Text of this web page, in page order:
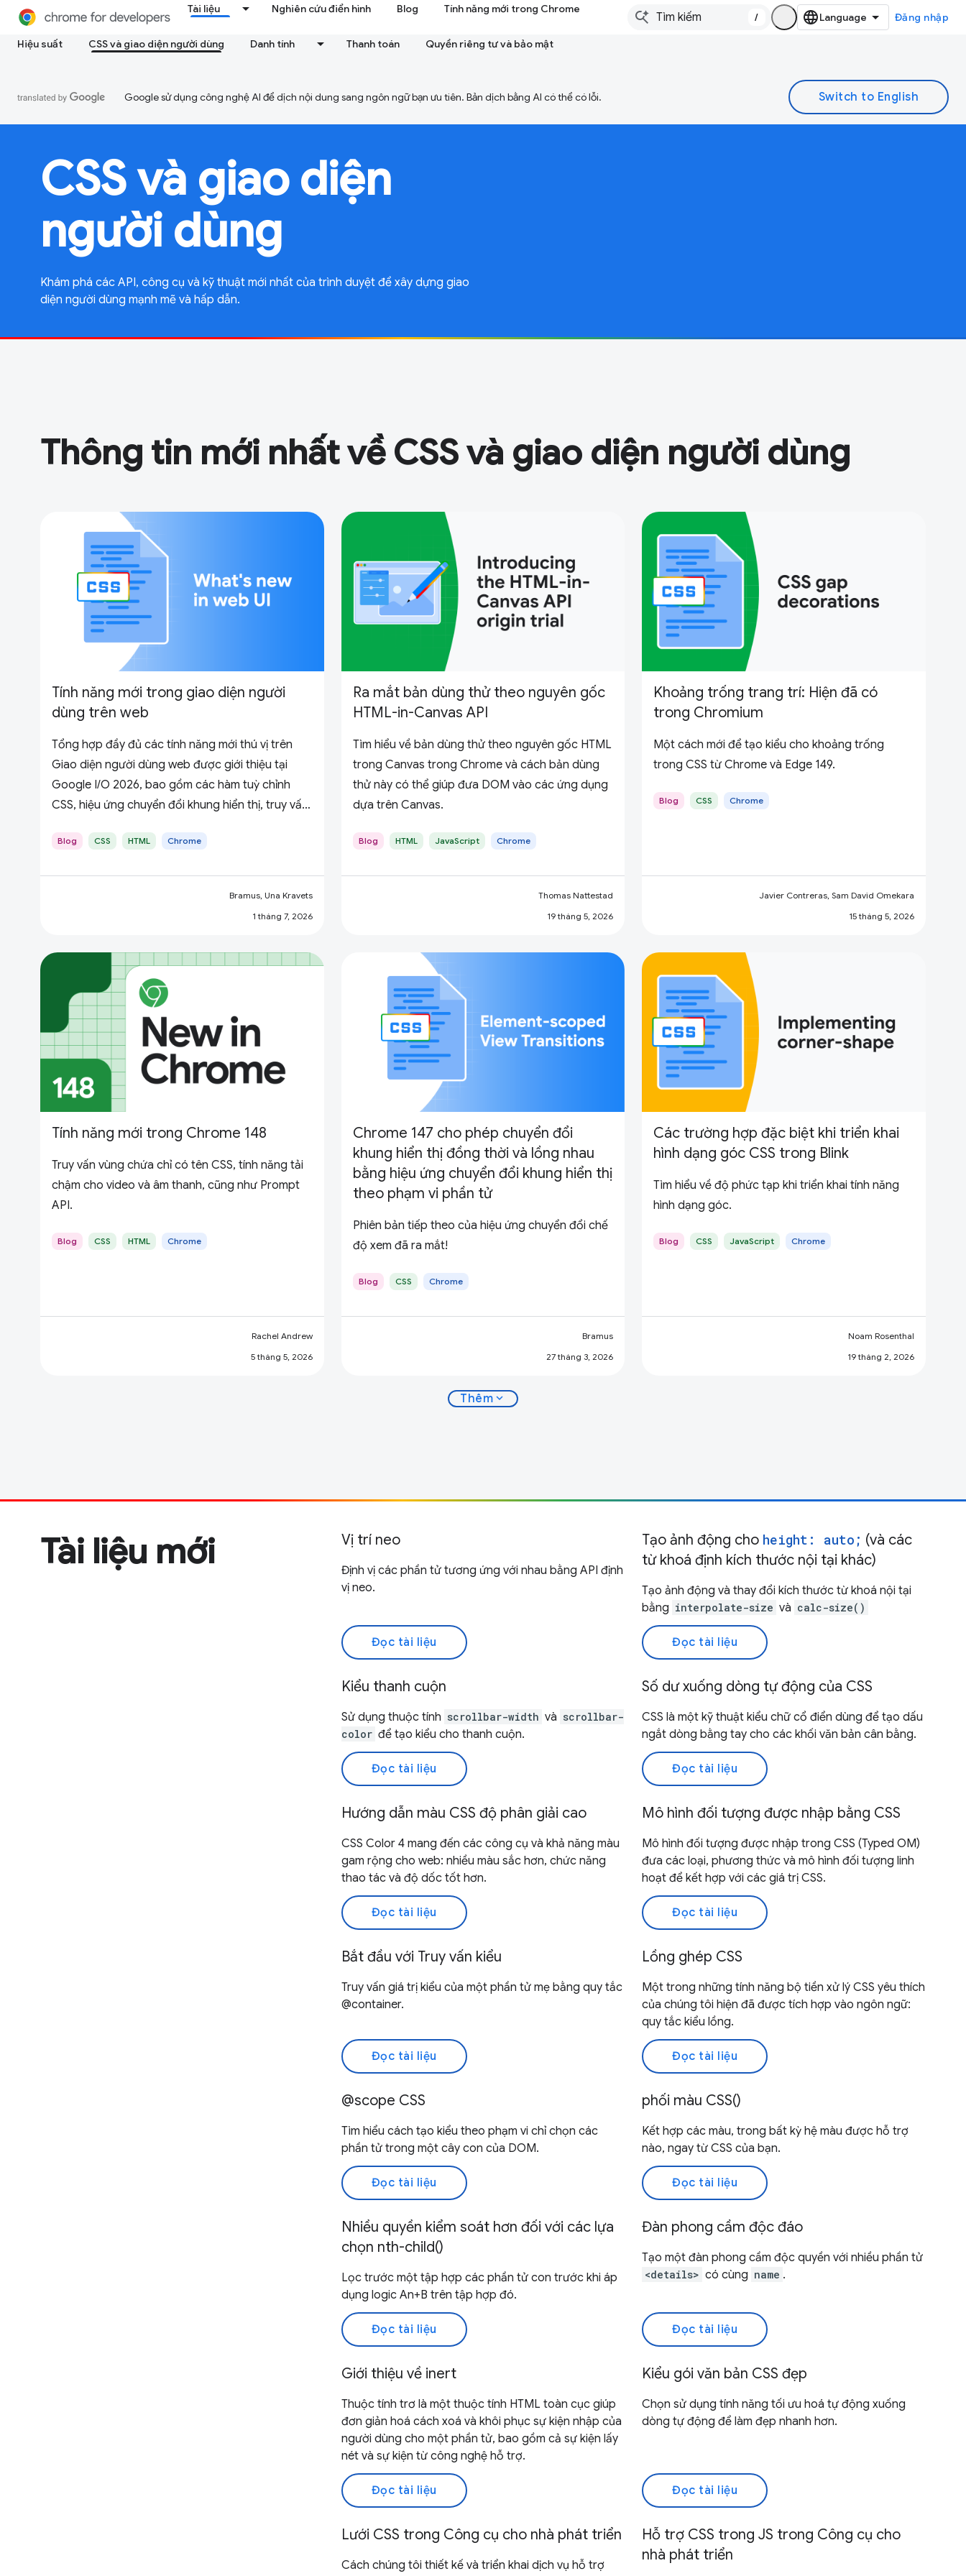
Tài liệu Nghiên cứu điển hình Blog Tính năng mới trong Chrome
/ Đăng nhập
Hiệu suất CSS và giao diện người dùng Danh tính Thanh toán Quyền riêng tư và bảo mật
Google sử dụng công nghệ AI để dịch nội dung sang ngôn ngữ bạn ưu tiên. Bản dịch bằng AI có thể có lỗi.
CSS và giao diện
người dùng
Khám phá các API, công cụ và kỹ thuật mới nhất của trình duyệt để xây dựng giao
diện người dùng mạnh mẽ và hấp dẫn.
Thông tin mới nhất về CSS và giao diện người dùng
Tính năng mới trong giao diện người
dùng trên web
Tổng hợp đầy đủ các tính năng mới thú vị trên
Giao diện người dùng web được giới thiệu tại
Google I/O 2026, bao gồm các hàm tuỳ chỉnh
CSS, hiệu ứng chuyển đổi khung hiển thị, truy vấn
năng khác.
Blog CSS HTML Chrome
Bramus, Una Kravets
1 tháng 7, 2026
Ra mắt bản dùng thử theo nguyên gốc
HTML-in-Canvas API
Tìm hiểu về bản dùng thử theo nguyên gốc HTML
trong Canvas trong Chrome và cách bản dùng
thử này có thể giúp đưa DOM vào các ứng dụng
dựa trên Canvas.
Blog HTML JavaScript Chrome
Thomas Nattestad
19 tháng 5, 2026
Khoảng trống trang trí: Hiện đã có
trong Chromium
Một cách mới để tạo kiểu cho khoảng trống
trong CSS từ Chrome và Edge 149.
Blog CSS Chrome
Javier Contreras, Sam David Omekara
15 tháng 5, 2026
Tính năng mới trong Chrome 148
Truy vấn vùng chứa chỉ có tên CSS, tính năng tải
chậm cho video và âm thanh, cũng như Prompt
API.
Blog CSS HTML Chrome
Rachel Andrew
5 tháng 5, 2026
Chrome 147 cho phép chuyển đổi
khung hiển thị đồng thời và lồng nhau
bằng hiệu ứng chuyển đổi khung hiển thị
theo phạm vi phần tử
Phiên bản tiếp theo của hiệu ứng chuyển đổi chế
độ xem đã ra mắt!
Blog CSS Chrome
Bramus
27 tháng 3, 2026
Các trường hợp đặc biệt khi triển khai
hình dạng góc CSS trong Blink
Tìm hiểu về độ phức tạp khi triển khai tính năng
hình dạng góc.
Blog CSS JavaScript Chrome
Noam Rosenthal
19 tháng 2, 2026
Thêm expand_more
Tài liệu mới Vị trí neo
Định vị các phần tử tương ứng với nhau bằng API định
vị neo.
Đọc tài liệu
Tạo ảnh động cho height: auto; (và các
từ khoá định kích thước nội tại khác)
Tạo ảnh động và thay đổi kích thước từ khoá nội tại
bằng interpolate-size và calc-size()
Đọc tài liệu
Kiểu thanh cuộn
Sử dụng thuộc tính scrollbar-width và scrollbar-
color để tạo kiểu cho thanh cuộn.
Đọc tài liệu
Số dư xuống dòng tự động của CSS
CSS là một kỹ thuật kiểu chữ cổ điển dùng để tạo dấu
ngắt dòng bằng tay cho các khối văn bản cân bằng.
Đọc tài liệu
Hướng dẫn màu CSS độ phân giải cao
CSS Color 4 mang đến các công cụ và khả năng màu
gam rộng cho web: nhiều màu sắc hơn, chức năng
thao tác và độ dốc tốt hơn.
Đọc tài liệu
Mô hình đối tượng được nhập bằng CSS
Mô hình đối tượng được nhập trong CSS (Typed OM)
đưa các loại, phương thức và mô hình đối tượng linh
hoạt để kết hợp với các giá trị CSS.
Đọc tài liệu
Bắt đầu với Truy vấn kiểu
Truy vấn giá trị kiểu của một phần tử mẹ bằng quy tắc
@container.
Đọc tài liệu
Lồng ghép CSS
Một trong những tính năng bộ tiền xử lý CSS yêu thích
của chúng tôi hiện đã được tích hợp vào ngôn ngữ:
quy tắc kiểu lồng.
Đọc tài liệu
@scope CSS
Tìm hiểu cách tạo kiểu theo phạm vi chỉ chọn các
phần tử trong một cây con của DOM.
Đọc tài liệu
phối màu CSS()
Kết hợp các màu, trong bất kỳ hệ màu được hỗ trợ
nào, ngay từ CSS của bạn.
Đọc tài liệu
Nhiều quyền kiểm soát hơn đối với các lựa
chọn nth-child()
Lọc trước một tập hợp các phần tử con trước khi áp
dụng logic An+B trên tập hợp đó.
Đọc tài liệu
Đàn phong cầm độc đáo
Tạo một đàn phong cầm độc quyền với nhiều phần tử
<details> có cùng name .
Đọc tài liệu
Giới thiệu về inert
Thuộc tính trơ là một thuộc tính HTML toàn cục giúp
đơn giản hoá cách xoá và khôi phục sự kiện nhập của
người dùng cho một phần tử, bao gồm cả sự kiện lấy
nét và sự kiện từ công nghệ hỗ trợ.
Đọc tài liệu
Kiểu gói văn bản CSS đẹp
Chọn sử dụng tính năng tối ưu hoá tự động xuống
dòng tự động để làm đẹp nhanh hơn.
Đọc tài liệu
Lưới CSS trong Công cụ cho nhà phát triển
Cách chúng tôi thiết kế và triển khai dịch vụ hỗ trợ
Hỗ trợ CSS trong JS trong Công cụ cho
nhà phát triển